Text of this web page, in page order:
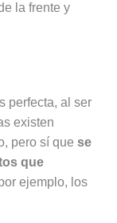
la frente y
perfecta, al ser
existen
pero sí que se
que
ejemplo, los